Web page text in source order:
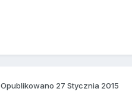
Opublikowano 27 Stycznia 2015